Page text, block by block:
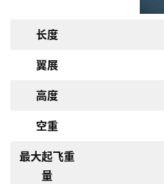
长度
翼展
高度
空重
最大起飞重
量